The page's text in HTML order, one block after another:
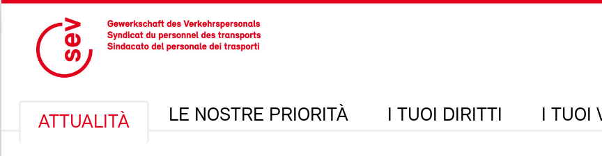
ATTUALITÀ LE NOSTRE PRIORITÀ I TUOI DIRITTI I TUOI